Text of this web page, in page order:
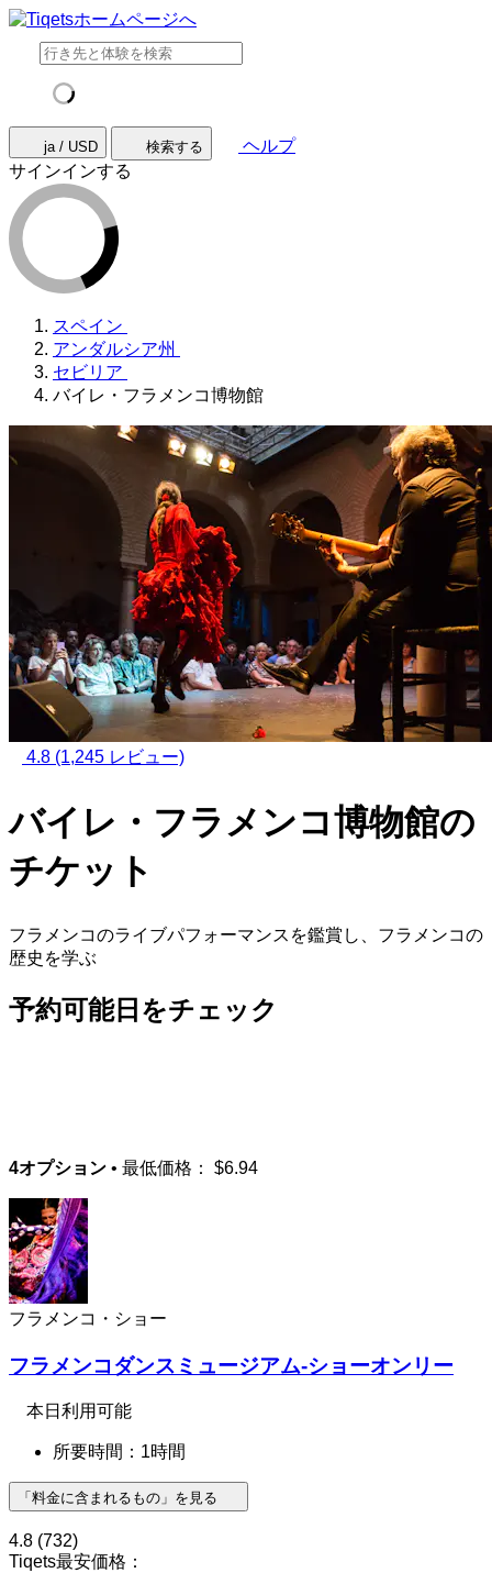
ja / USD 検索する
ヘルプ
サインインする
スペイン
アンダルシア州
セビリア
バイレ・フラメンコ博物館
4.8 (1,245 レビュー)
バイレ・フラメンコ博物館の
チケット
フラメンコのライブパフォーマンスを鑑賞し、フラメンコの
歴史を学ぶ
予約可能日をチェック
4オプション • 最低価格： $6.94
フラメンコ・ショー
フラメンコダンスミュージアム-ショーオンリー
本日利用可能
所要時間：1時間
「料金に含まれるもの」を見る
4.8 (732)
Tiqets最安価格：